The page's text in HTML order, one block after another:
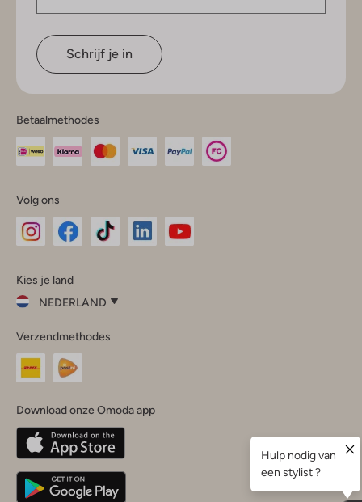
Schrijf je in
Betaalmethodes
Volg ons
InstagramFacebook
Kies je land
NEDERLAND
je
land
Nederland
Belgique(Français)
Deutschland
Verzendmethodes
Download onze Omoda app